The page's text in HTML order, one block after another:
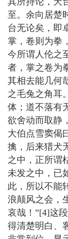
至。余向居楚
台无论矣，即
掌，卷则为拳
今所谓人伦之
者，掌之卷为
其相去能几何
之毛兔之角耳
体；道不落有
欲舍动而取静
大伯点雪窦偈
擒，后来猎犬
之中，正所谓
未发之中，已
此，所以不能
浪颠风之会，
哀哉！”[4]这
得清楚明白、